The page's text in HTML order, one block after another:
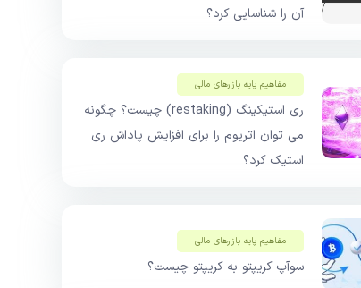
آن را شناسایی کرد؟
مفاهیم پایه بازار‌های مالی
ری استیکینگ (restaking) چیست؟ چگونه
می توان اتریوم را برای افزایش پاداش ری
استیک کرد؟
مفاهیم پایه بازار‌های مالی
سوآپ کریپتو به کریپتو چیست؟